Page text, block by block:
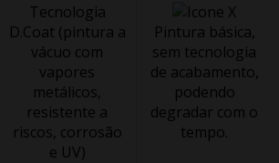
Tecnologia
D.Coat (pintura a
vácuo com
vapores
metálicos,
resistente a
riscos, corrosão
e UV)
Pintura básica,
sem tecnologia
de acabamento,
podendo
degradar com o
tempo.